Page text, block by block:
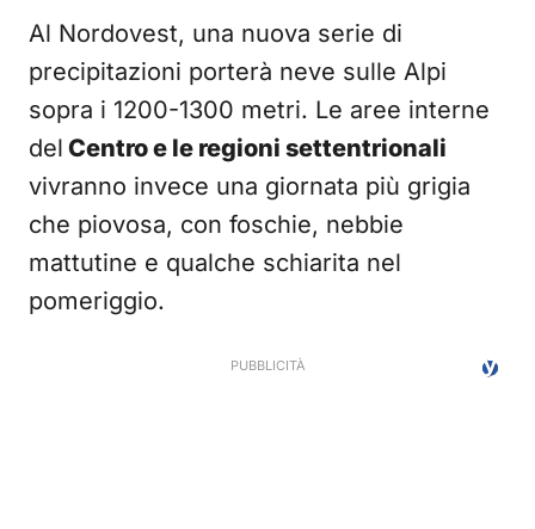
Al Nordovest, una nuova serie di
precipitazioni porterà neve sulle Alpi
sopra i 1200-1300 metri. Le aree interne
del Centro e le regioni settentrionali
vivranno invece una giornata più grigia
che piovosa, con foschie, nebbie
mattutine e qualche schiarita nel
pomeriggio.